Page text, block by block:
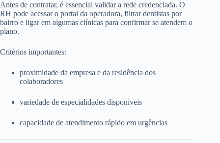
Antes de contratar, é essencial validar a rede credenciada. O
RH pode acessar o portal da operadora, filtrar dentistas por
bairro e ligar em algumas clínicas para confirmar se atendem o
plano.
Critérios importantes:
proximidade da empresa e da residência dos
colaboradores
variedade de especialidades disponíveis
capacidade de atendimento rápido em urgências